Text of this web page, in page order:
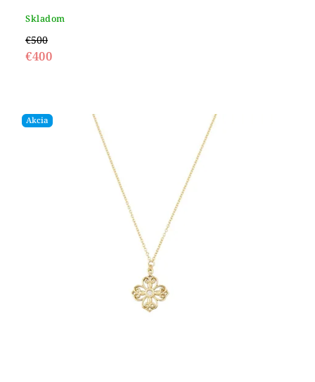
Skladom
€500
€400
Akcia